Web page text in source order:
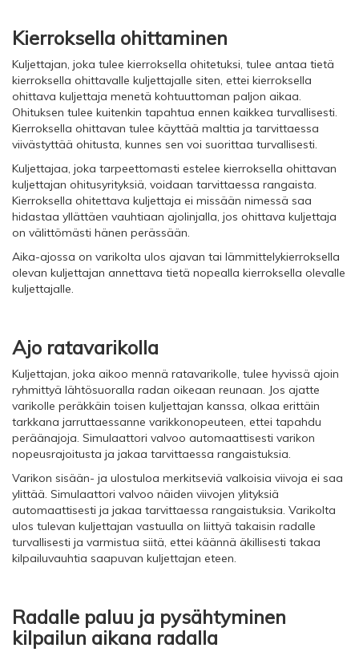
Kierroksella ohittaminen
Kuljettajan, joka tulee kierroksella ohitetuksi, tulee antaa tietä
kierroksella ohittavalle kuljettajalle siten, ettei kierroksella
ohittava kuljettaja menetä kohtuuttoman paljon aikaa.
Ohituksen tulee kuitenkin tapahtua ennen kaikkea turvallisesti.
Kierroksella ohittavan tulee käyttää malttia ja tarvittaessa
viivästyttää ohitusta, kunnes sen voi suorittaa turvallisesti.
Kuljettajaa, joka tarpeettomasti estelee kierroksella ohittavan
kuljettajan ohitusyrityksiä, voidaan tarvittaessa rangaista.
Kierroksella ohitettava kuljettaja ei missään nimessä saa
hidastaa yllättäen vauhtiaan ajolinjalla, jos ohittava kuljettaja
on välittömästi hänen perässään.
Aika-ajossa on varikolta ulos ajavan tai lämmittelykierroksella
olevan kuljettajan annettava tietä nopealla kierroksella olevalle
kuljettajalle.
Ajo ratavarikolla
Kuljettajan, joka aikoo mennä ratavarikolle, tulee hyvissä ajoin
ryhmittyä lähtösuoralla radan oikeaan reunaan. Jos ajatte
varikolle peräkkäin toisen kuljettajan kanssa, olkaa erittäin
tarkkana jarruttaessanne varikkonopeuteen, ettei tapahdu
peräänajoja. Simulaattori valvoo automaattisesti varikon
nopeusrajoitusta ja jakaa tarvittaessa rangaistuksia.
Varikon sisään- ja ulostuloa merkitseviä valkoisia viivoja ei saa
ylittää. Simulaattori valvoo näiden viivojen ylityksiä
automaattisesti ja jakaa tarvittaessa rangaistuksia. Varikolta
ulos tulevan kuljettajan vastuulla on liittyä takaisin radalle
turvallisesti ja varmistua siitä, ettei käännä äkillisesti takaa
kilpailuvauhtia saapuvan kuljettajan eteen.
Radalle paluu ja pysähtyminen
kilpailun aikana radalla